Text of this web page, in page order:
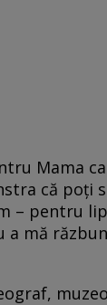
Mama
că poți
– pentru
mă